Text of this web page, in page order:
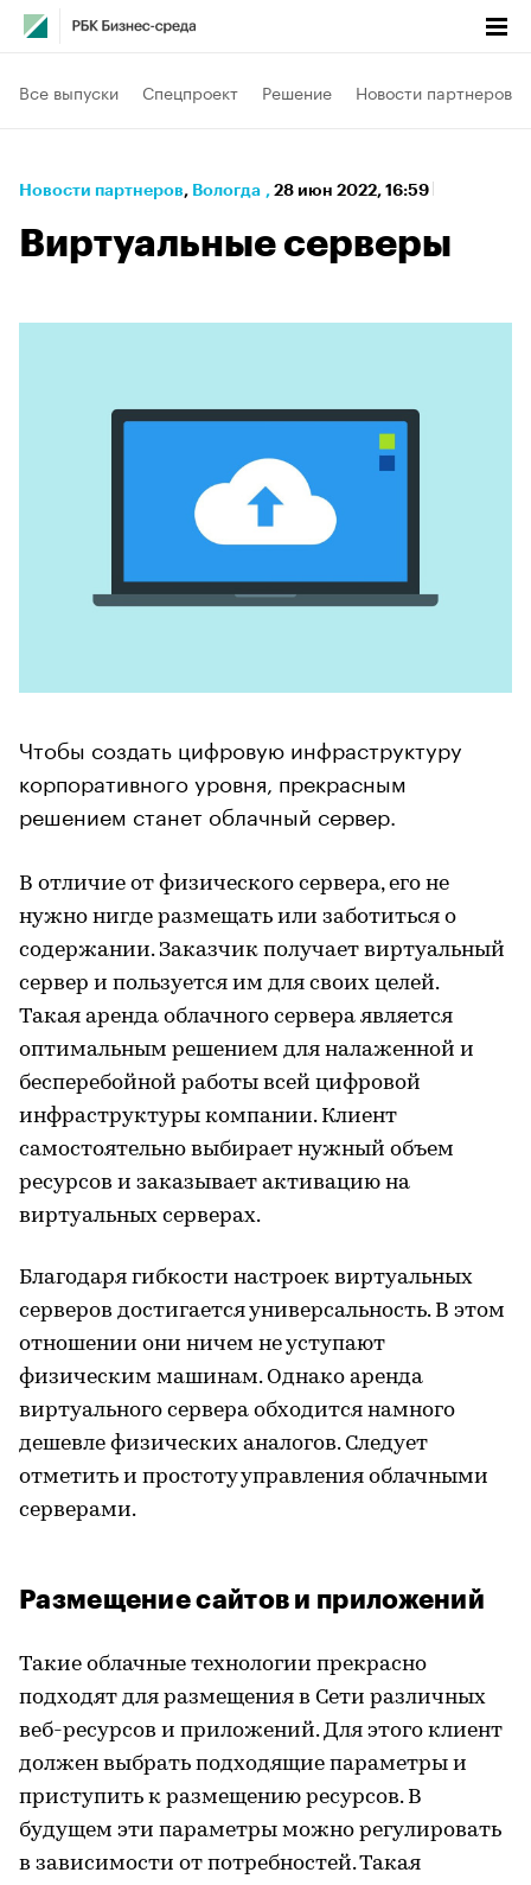
Все выпуски Спецпроект Решение Новости партнеров
Новости партнеров⁠, Вологда , 28 июн 2022, 16:59
Виртуальные серверы
Чтобы создать цифровую инфраструктуру
корпоративного уровня, прекрасным
решением станет облачный сервер.
В отличие от физического сервера, его не
нужно нигде размещать или заботиться о
содержании. Заказчик получает виртуальный
сервер и пользуется им для своих целей.
Такая аренда облачного сервера является
оптимальным решением для налаженной и
бесперебойной работы всей цифровой
инфраструктуры компании. Клиент
самостоятельно выбирает нужный объем
ресурсов и заказывает активацию на
виртуальных серверах.
Благодаря гибкости настроек виртуальных
серверов достигается универсальность. В этом
отношении они ничем не уступают
физическим машинам. Однако аренда
виртуального сервера обходится намного
дешевле физических аналогов. Следует
отметить и простоту управления облачными
серверами.
Размещение сайтов и приложений
Такие облачные технологии прекрасно
подходят для размещения в Сети различных
веб-ресурсов и приложений. Для этого клиент
должен выбрать подходящие параметры и
приступить к размещению ресурсов. В
будущем эти параметры можно регулировать
в зависимости от потребностей. Такая